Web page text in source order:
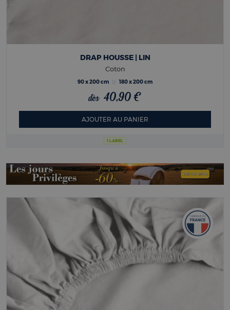
1 LABEL
DRAP HOUSSE | LIN
Coton
90 x 200 cm 180 x 200 cm
dès 40,90 €
AJOUTER AU PANIER